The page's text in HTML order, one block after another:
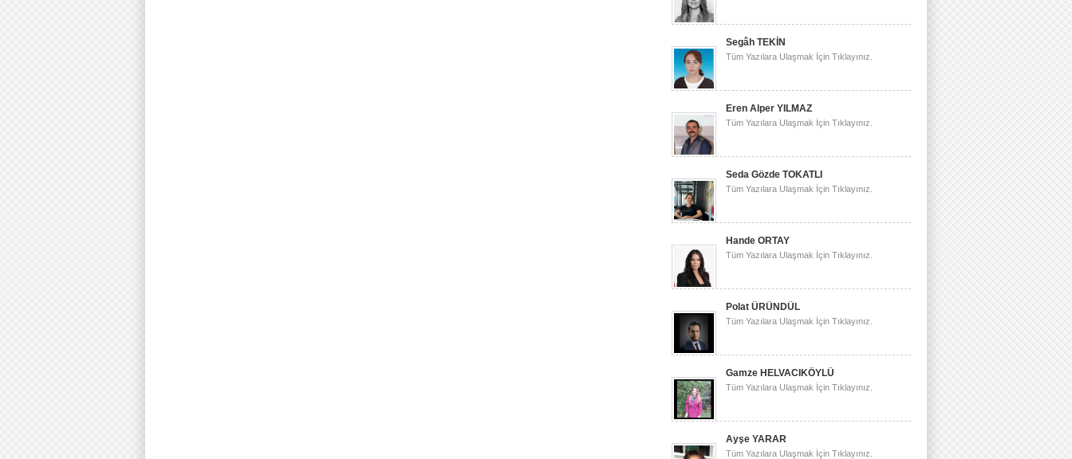
Segâh TEKİN
Tüm Yazılara Ulaşmak İçin Tıklayınız.
Eren Alper YILMAZ
Tüm Yazılara Ulaşmak İçin Tıklayınız.
Seda Gözde TOKATLI
Tüm Yazılara Ulaşmak İçin Tıklayınız.
Hande ORTAY
Tüm Yazılara Ulaşmak İçin Tıklayınız.
Polat ÜRÜNDÜL
Tüm Yazılara Ulaşmak İçin Tıklayınız.
Gamze HELVACIKÖYLÜ
Tüm Yazılara Ulaşmak İçin Tıklayınız.
Ayşe YARAR
Tüm Yazılara Ulaşmak İçin Tıklayınız.